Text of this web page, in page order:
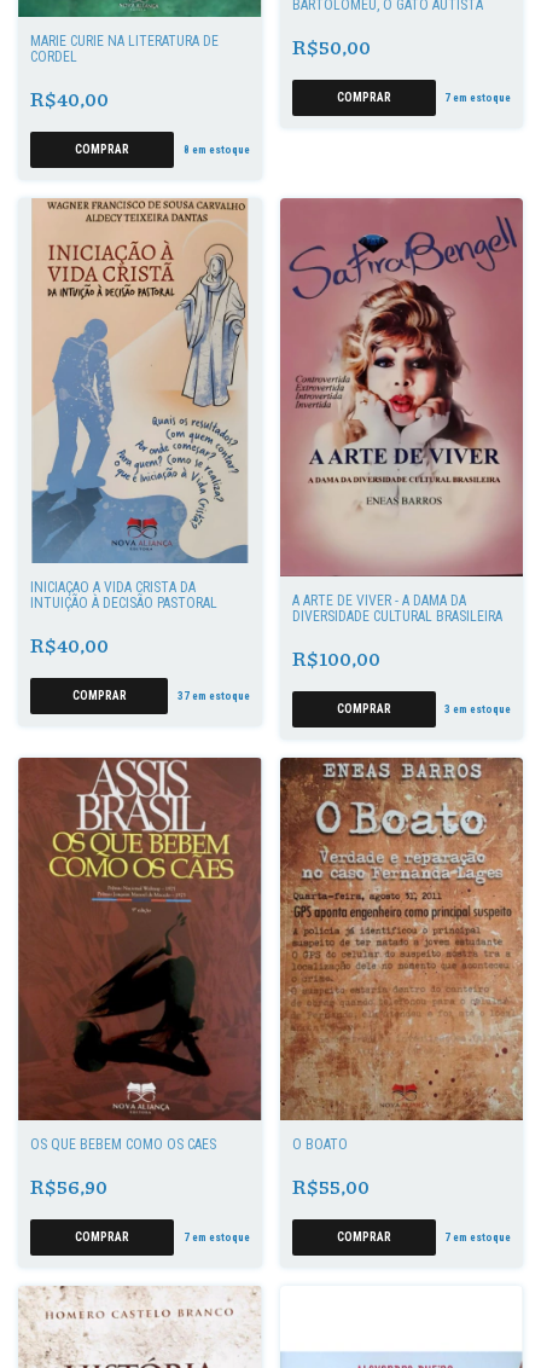
MARIE CURIE NA LITERATURA DE
CORDEL
R$40,00
8 em estoque
BARTOLOMEU, O GATO AUTISTA
R$50,00
7 em estoque
INICIAÇÃO À VIDA CRISTÃ DA
INTUIÇÃO À DECISÃO PASTORAL
R$40,00
37em estoque
A ARTE DE VIVER - A DAMA DA
DIVERSIDADE CULTURAL BRASILEIRA
R$100,00
3 em estoque
OS QUE BEBEM COMO OS CÃES
R$56,90
7em estoque
O BOATO
R$55,00
7 em estoque